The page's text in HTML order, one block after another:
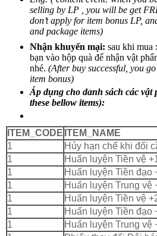
selling by LP , you will be get
don’t apply for item bonus LP,
and package items)
Nhận khuyến mại: sau khi mua
bạn vào hộp quà để nhận vật
nhé. (After buy successful, you
item bonus)
Áp dụng cho danh sách các vật
these bellow items):
ITEM_CODE ITEM_NAME
1
Hủy hạn chế khi đổi
1
Huấn luyện Tiền vệ
1
Huấn luyện Tiền đạo
1
Huấn luyện Trung vệ
1
Huấn luyện Tiền vệ
1
Huấn luyện Tiền đạo
1
Huấn luyện Trung vệ